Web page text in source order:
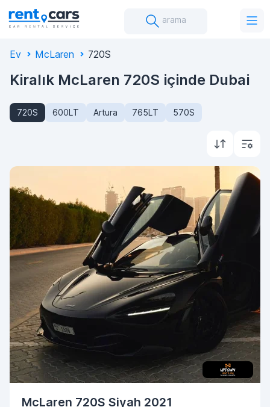
arama
Ev McLaren 720S
Kiralık McLaren 720S içinde Dubai
720S 600LT Artura 765LT 570S
McLaren 720S Siyah 2021